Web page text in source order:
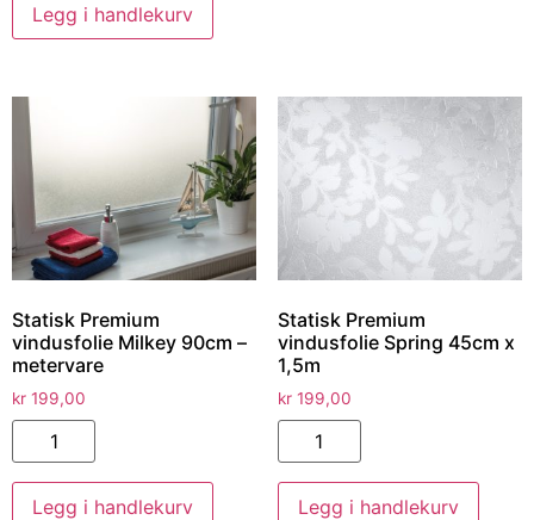
Legg i handlekurv
Statisk Premium
vindusfolie Milkey 90cm –
metervare
kr 199,00
Legg i handlekurv
Statisk Premium
vindusfolie Spring 45cm x
1,5m
kr199,00
Legg i handlekurv